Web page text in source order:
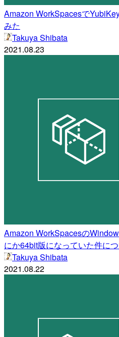
Amazon WorkSpacesで
みた
Takuya Shibata
2021.08.23
Amazon WorkSpacesの
にか64bit版になっていた件に
Takuya Shibata
2021.08.22